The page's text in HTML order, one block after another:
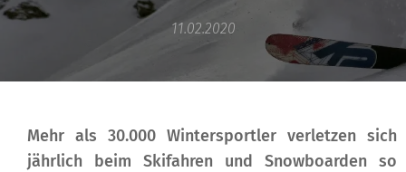
11.02.2020
Mehr als 30.000 Wintersportler verletzen sich
jährlich beim Skifahren und Snowboarden so